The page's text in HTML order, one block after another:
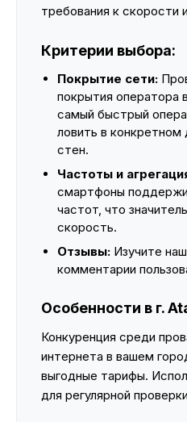
требования к скорости
Критерии выбора:
Покрытие сети:
покрытия
самый быстрый
ловить в
стен.
Частоты и
смартфоны
частот, что
скорость.
Отзывы: Изучите
комментарии
Особенности в г.
Конкуренция среди
интернета в вашем
выгодные тарифы.
для регулярной